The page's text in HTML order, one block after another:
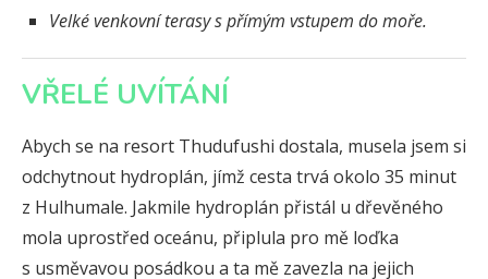
Velké venkovní terasy s přímým vstupem do moře.
VŘELÉ UVÍTÁNÍ
Abych se na resort Thudufushi dostala, musela jsem si
odchytnout hydroplán, jímž cesta trvá okolo 35 minut
z Hulhumale. Jakmile hydroplán přistál u dřevěného
mola uprostřed oceánu, připlula pro mě loďka
s usměvavou posádkou a ta mě zavezla na jejich